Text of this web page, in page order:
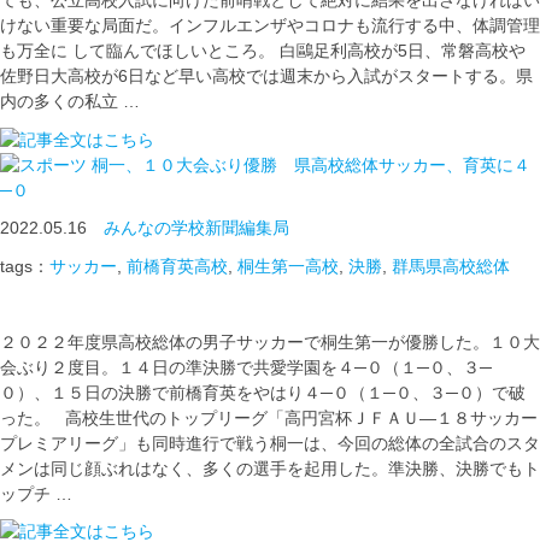
けない重要な局面だ。インフルエンザやコロナも流行する中、体調管理
も万全に して臨んでほしいところ。 白鷗足利高校が5日、常磐高校や
佐野日大高校が6日など早い高校では週末から入試がスタートする。県
内の多くの私立 …
桐一、１０大会ぶり優勝 県高校総体サッカー、育英に４
─０
2022.05.16 みんなの学校新聞編集局
tags： サッカー 前橋育英高校 桐生第一高校 決勝 群馬県高校総体
２０２２年度県高校総体の男子サッカーで桐生第一が優勝した。１０大
会ぶり２度目。１４日の準決勝で共愛学園を４─０（１─０、３─
０）、１５日の決勝で前橋育英をやはり４─０（１─０、３─０）で破
った。 高校生世代のトップリーグ「高円宮杯ＪＦＡＵ―１８サッカー
プレミアリーグ」も同時進行で戦う桐一は、今回の総体の全試合のスタ
メンは同じ顔ぶれはなく、多くの選手を起用した。準決勝、決勝でもト
ップチ …